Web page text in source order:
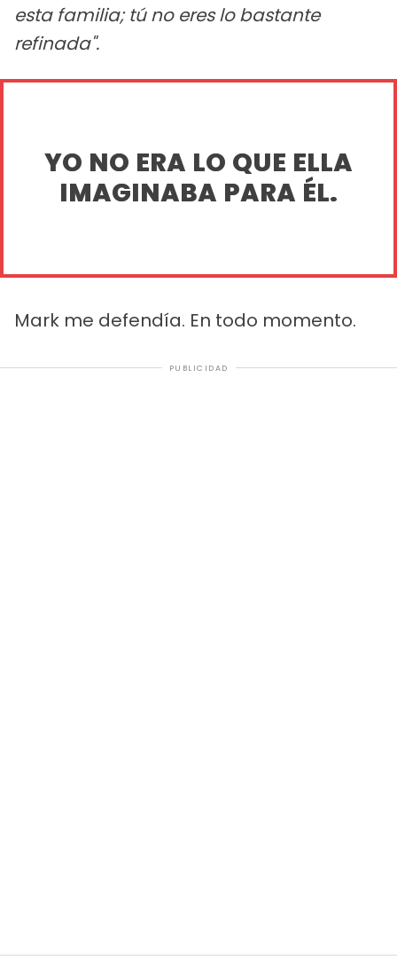
esta familia; tú no eres lo bastante
refinada".
YO NO ERA LO QUE ELLA
IMAGINABA PARA ÉL.
Mark me defendía. En todo momento.
PUBLICIDAD